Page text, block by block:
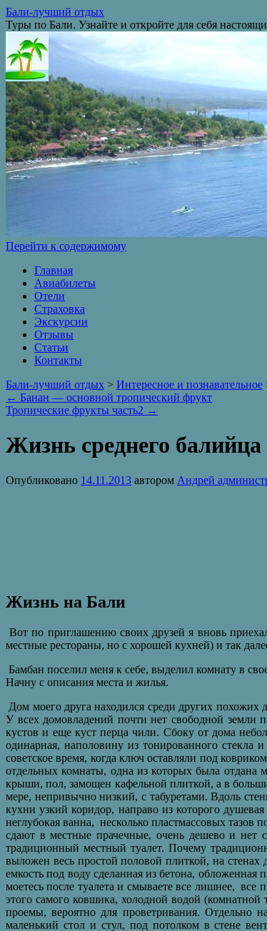
Бали-лучший отдых
Туры по Бали. Узнайте и откройте для себя
Перейти к содержимому
Главная
Авиабилеты
Отели
Страховка
Экскурсии
Отзывы
Статьи
Контакты
Бали-лучший отдых > Интересное и познавательное
← Банан — основной тропический фрукт
Тропические фрукты часть2 →
Жизнь среднего
Опубликовано автором Андрей
Жизнь на Бали
Вот по приглашению своих друзей я вновь
местные рестораны, но с хорошей кухней) и так
Бамбан поселил меня к себе, выделил комнату в
Начну с описания места и жилья.
Дом моего друга находился среди других похожих
У всех домовладений почти нет свободной
кустов и еще куст перца чили. Сбоку от дома
одинарная, наполовину из тонированного стекла
советское время, когда ключ оставляли под
отдельных комнаты, одна из которых была
крыши, пол, замощен кафельной плиткой, а в
мере, непривычно низкий, с табуретами. Вдоль
кухни узкий коридор, направо из которого
неглубокая ванна, несколько пластмассовых тазов
сдают в местные прачечные, очень дешево и нет
традиционный местный туалет. Почему
выложен весь простой половой плиткой, на
емкость под воду сделанная из бетона,
моетесь после туалета и смываете все лишнее,
этого самого ковшика, холодной водой
проемы, вероятно для проветривания. Отдельно
маленький стол и стул, под потолком в стене